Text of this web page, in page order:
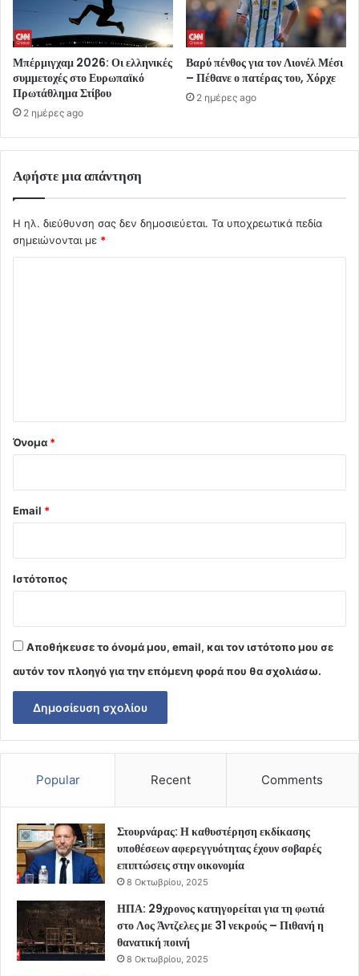
Μπέρμιγχαμ 2026: Οι ελληνικές
συμμετοχές στο Ευρωπαϊκό
Πρωτάθλημα Στίβου
2 ημέρες ago
Βαρύ πένθος για τον Λιονέλ Μέσι
– Πέθανε ο πατέρας του, Χόρχε
2 ημέρες ago
Αφήστε μια απάντηση
Η ηλ. διεύθυνση σας δεν δημοσιεύεται. Τα υποχρεωτικά πεδία
σημειώνονται με *
Όνομα *
Email *
Ιστότοπος
Αποθήκευσε το όνομά μου, email, και τον ιστότοπο μου σε
αυτόν τον πλοηγό για την επόμενη φορά που θα σχολιάσω.
Popular Recent Comments
Στουρνάρας: Η καθυστέρηση εκδίκασης
υποθέσεων αφερεγγυότητας έχουν σοβαρές
επιπτώσεις στην οικονομία
8 Οκτωβρίου, 2025
ΗΠΑ: 29χρονος κατηγορείται για τη φωτιά
στο Λος Άντζελες με 31 νεκρούς – Πιθανή η
θανατική ποινή
8 Οκτωβρίου, 2025